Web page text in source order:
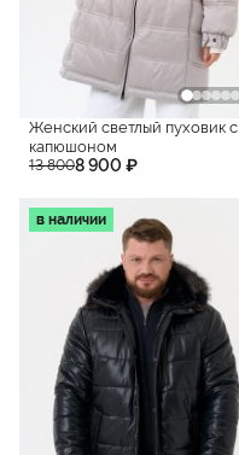
Женский светлый пуховик с
капюшоном
13 8008 900 ₽
в наличии